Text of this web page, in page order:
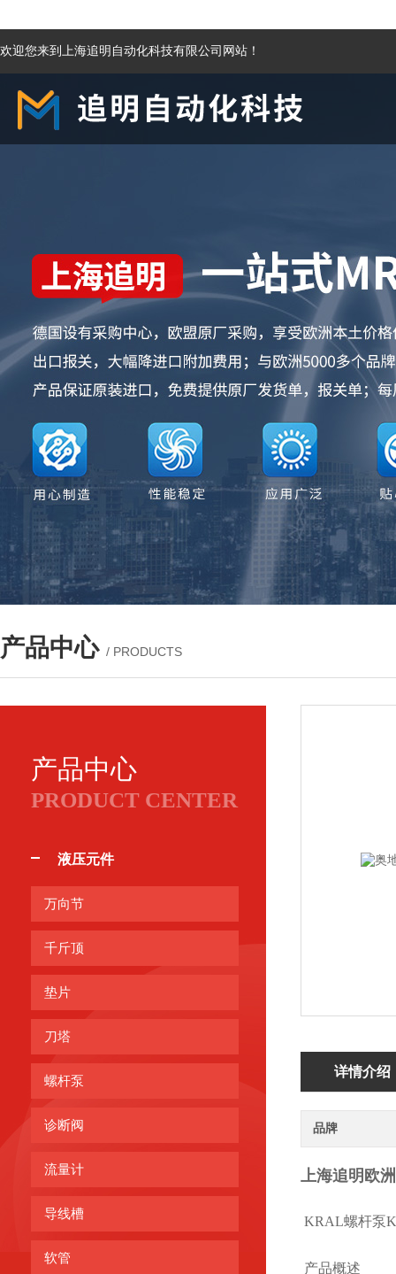
欢迎您来到上海追明自动化科技有限公司网站！
产品中心 / PRODUCTS
产品中心
PRODUCT CENTER
液压元件
万向节
千斤顶
垫片
刀塔
螺杆泵
诊断阀
流量计
导线槽
软管
详情介绍
品牌
上海追明欧
KRAL螺杆泵
产品概述